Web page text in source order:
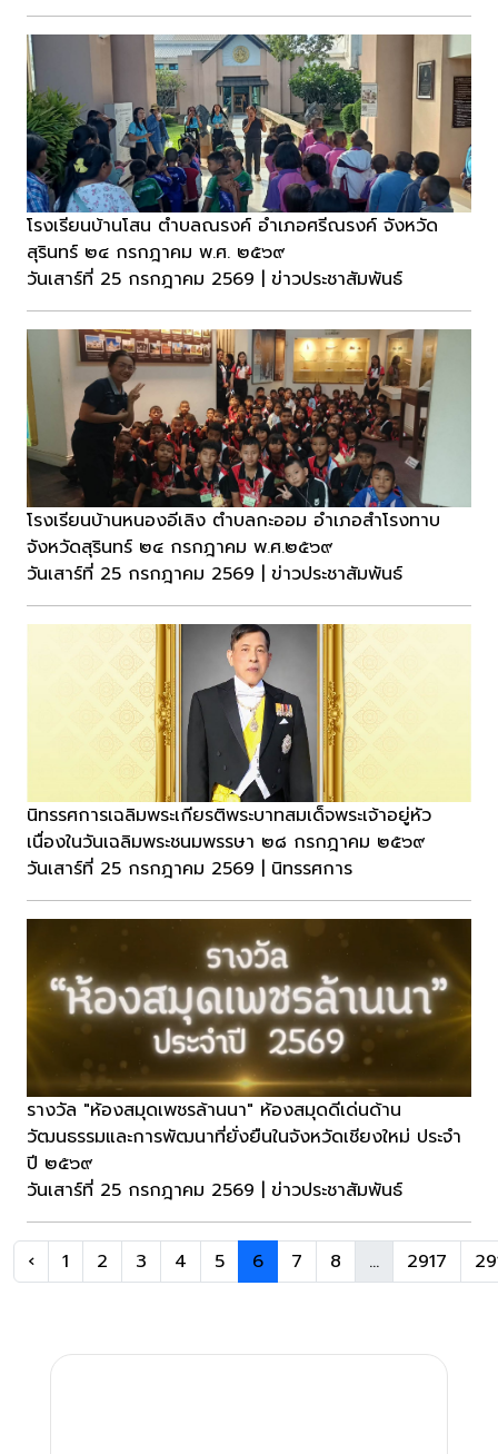
โรงเรียนบ้านโสน ตำบลณรงค์ อำเภอศรีณรงค์ จังหวัด
สุรินทร์ ๒๔ กรกฎาคม พ.ศ. ๒๕๖๙
วันเสาร์ที่ 25 กรกฎาคม 2569 | ข่าวประชาสัมพันธ์
โรงเรียนบ้านหนองอีเลิง ตำบลกะออม อำเภอสำโรงทาบ
จังหวัดสุรินทร์ ๒๔ กรกฎาคม พ.ศ.๒๕๖๙
วันเสาร์ที่ 25 กรกฎาคม 2569 | ข่าวประชาสัมพันธ์
นิทรรศการเฉลิมพระเกียรติพระบาทสมเด็จพระเจ้าอยู่หัว
เนื่องในวันเฉลิมพระชนมพรรษา ๒๘ กรกฎาคม ๒๕๖๙
วันเสาร์ที่ 25 กรกฎาคม 2569 | นิทรรศการ
รางวัล "ห้องสมุดเพชรล้านนา" ห้องสมุดดีเด่นด้าน
วัฒนธรรมและการพัฒนาที่ยั่งยืนในจังหวัดเชียงใหม่ ประจำ
ปี ๒๕๖๙
วันเสาร์ที่ 25 กรกฎาคม 2569 | ข่าวประชาสัมพันธ์
‹ 1 2 3 4 5 6 7 8 ... 2917